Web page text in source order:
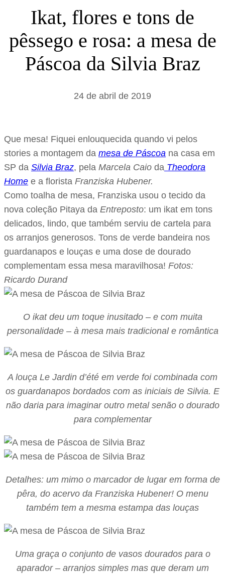
a
r
Ikat, flores e tons de
pêssego e rosa: a mesa de
Páscoa da Silvia Braz
24 de abril de 2019
Que mesa! Fiquei enlouquecida quando vi pelos
stories a montagem da mesa de Páscoa na casa em
SP da Silvia Braz, pela Marcela Caio da Theodora
Home e a florista Franziska Hubener.
Como toalha de mesa, Franziska usou o tecido da
nova coleção Pitaya da Entreposto: um ikat em tons
delicados, lindo, que também serviu de cartela para
os arranjos generosos. Tons de verde bandeira nos
guardanapos e louças e uma dose de dourado
complementam essa mesa maravilhosa! Fotos:
Ricardo Durand
O ikat deu um toque inusitado – e com muita
personalidade – à mesa mais tradicional e romântica
A louça Le Jardin d’été em verde foi combinada com
os guardanapos bordados com as iniciais de Silvia. E
não daria para imaginar outro metal senão o dourado
para complementar
Detalhes: um mimo o marcador de lugar em forma de
pêra, do acervo da Franziska Hubener! O menu
também tem a mesma estampa das louças
Uma graça o conjunto de vasos dourados para o
aparador – arranjos simples mas que deram um